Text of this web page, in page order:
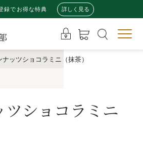
録でお得な特典 詳しく見る
ナッツショコラミニ（抹茶）
ショコラミニ